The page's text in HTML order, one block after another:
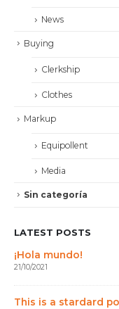
News
Buying
Clerkship
Clothes
Markup
Equipollent
Media
Sin categoría
LATEST POSTS
¡Hola mundo!
21/10/2021
This is a stardard